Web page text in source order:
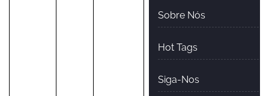
Sobre Nós
Hot Tags
Siga-Nos